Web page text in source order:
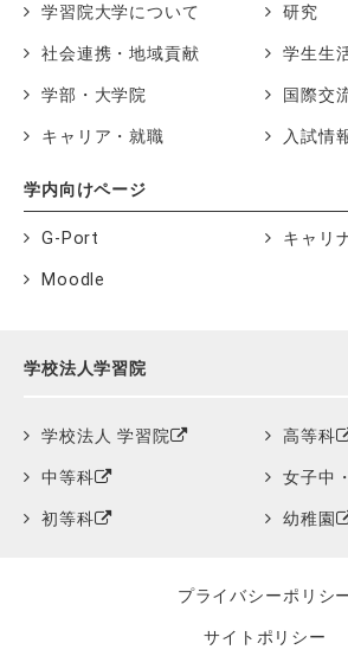
学習院大学について 研究
社会連携・地域貢献 学生生
学部・大学院 国際交
キャリア・就職 入試情
学内向けページ
G-Port キャリ
Moodle
学校法人学習院
学校法人 学習院 高等科
中等科 女子中
初等科 幼稚園
プライバシーポリシ
サイトポリシー